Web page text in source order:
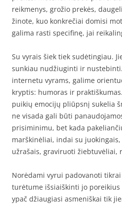
reikmenys, grožio prekės,
žinote, kuo konkrečiai domisi
galima rasti specifinę, jai
Su vyrais šiek tiek sudėtingiau.
sunkiau nudžiuginti ir
internetu vyrams, galime
kryptis: humoras ir
puikių emocijų pliūpsnį sukelia
ne visada gali būti
prisiminimu, bet kada
marškinėliai, indai su
užrašais, graviruoti žiebtuvėliai,
Norėdami vyrui padovanoti
turėtume išsiaiškinti jo
ypač džiaugiasi asmeniškai tik